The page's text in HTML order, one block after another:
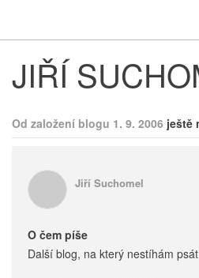
JIŘÍ
Od založení blogu 1. 9. 2006 ještě
Jiří Suchomel
O čem píše
Další blog, na který nestíhám psát